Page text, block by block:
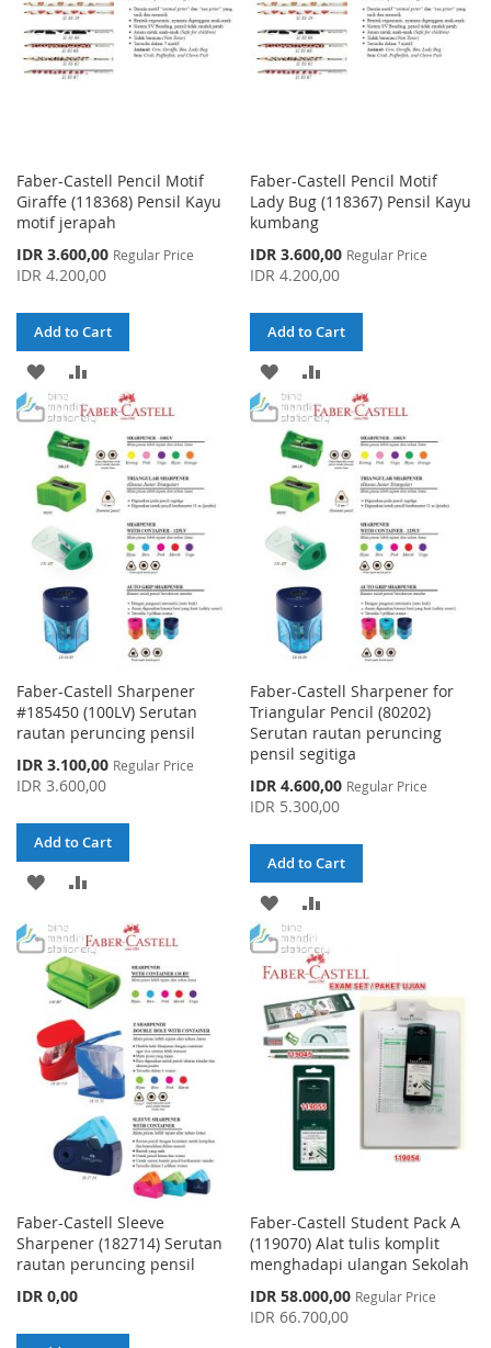
Faber-Castell Pencil Motif
Giraffe (118368) Pensil Kayu
motif jerapah
Special
Price
IDR 3.600,00 Regular Price
IDR 4.200,00
Add to Cart
ADD
TO
WISH
LIST
TO
COMPARE
Faber-Castell Pencil Motif
Lady Bug (118367) Pensil Kayu
kumbang
Special
Price
IDR 3.600,00 Regular Price
IDR 4.200,00
Add to Cart
ADD
TO
WISH
LIST
TO
COMPARE
Faber-Castell Sharpener
#185450 (100LV) Serutan
rautan peruncing pensil
Special
Price
IDR 3.100,00 Regular Price
IDR 3.600,00
Add to Cart
ADD
WISH
LIST
COMPARE
Faber-Castell Sharpener for
Triangular Pencil (80202)
Serutan rautan peruncing
pensil segitiga
Special
Price
IDR 4.600,00 Regular Price
IDR 5.300,00
Add to Cart
ADD
TO
WISH
LIST
COMPARE
Faber-Castell Sleeve
Sharpener (182714) Serutan
rautan peruncing pensil
IDR 0,00
Faber-Castell Student Pack A
(119070) Alat tulis komplit
menghadapi ulangan Sekolah
Special
Price
IDR 58.000,00 Regular Price
IDR 66.700,00